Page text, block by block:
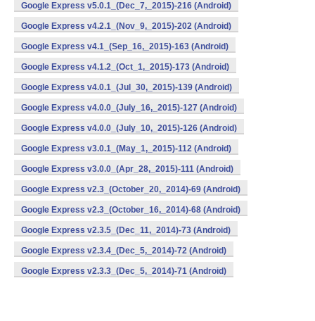
Google Express v5.0.1_(Dec_7,_2015)-216 (Android)
Google Express v4.2.1_(Nov_9,_2015)-202 (Android)
Google Express v4.1_(Sep_16,_2015)-163 (Android)
Google Express v4.1.2_(Oct_1,_2015)-173 (Android)
Google Express v4.0.1_(Jul_30,_2015)-139 (Android)
Google Express v4.0.0_(July_16,_2015)-127 (Android)
Google Express v4.0.0_(July_10,_2015)-126 (Android)
Google Express v3.0.1_(May_1,_2015)-112 (Android)
Google Express v3.0.0_(Apr_28,_2015)-111 (Android)
Google Express v2.3_(October_20,_2014)-69 (Android)
Google Express v2.3_(October_16,_2014)-68 (Android)
Google Express v2.3.5_(Dec_11,_2014)-73 (Android)
Google Express v2.3.4_(Dec_5,_2014)-72 (Android)
Google Express v2.3.3_(Dec_5,_2014)-71 (Android)